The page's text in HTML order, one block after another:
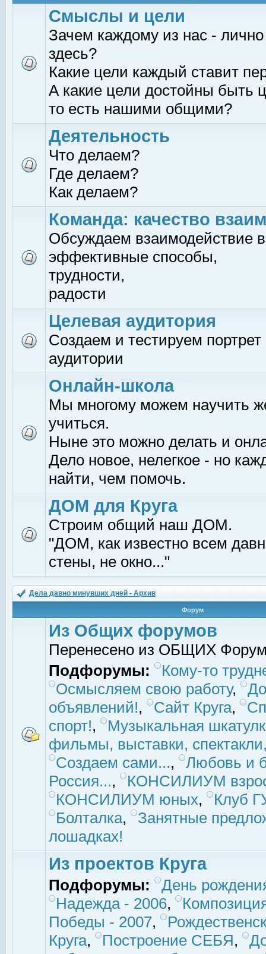
Смыслы и цели
Зачем каждому из нас -
здесь?
Какие цели каждый ставит
А какие цели достойны быть
то есть нашими общими?
Деятельность
Что делаем?
Где делаем?
Как делаем?
Команда: качество
Обсуждаем взаимодействие
эффективные способы,
трудности,
радости
Целевая аудитория
Создаем и тестируем
аудитории
Онлайн-школа
Мы многому можем научить
учиться.
Ныне это можно делать и
Дело новое, нелегкое - но
найти, чем помочь.
ДОМ для Круга
Строим общий наш ДОМ.
"ДОМ, как известно всем
стены, не окно..."
Дела давно минувших дней - Архив
Форум
Из Общих форумов
Перенесено из ОБЩИХ
Подфорумы:
Кому-то
Осмысляем свою работу,
объявлений!, Сайт Круга,
спорт!,
Музыкальная
фильмы, выставки,
Создаем сами...,
Любовь и
Россия...,
КОНСИЛИУМ
КОНСИЛИУМ юных,
Клуб
Болталка,
Занятные
лошадках!
Из проектов Круга
Подфорумы:
День
Надежда - 2006,
Победы - 2007,
Круга, Построение СЕБЯ,